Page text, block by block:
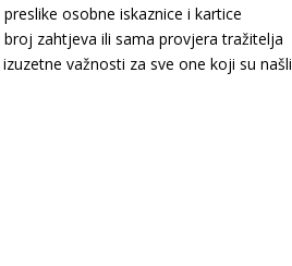
osobne iskaznice i kartice
zahtjeva ili sama provjera tražitelja
važnosti za sve one koji su našli